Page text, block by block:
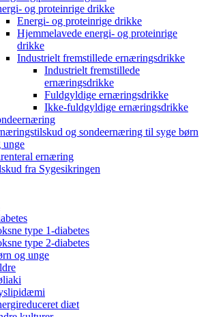
og proteinrige drikke
Energi- og proteinrige drikke
Hjemmelavede energi- og proteinrige
drikke
Industrielt fremstillede ernæringsdrikke
Industrielt fremstillede
ernæringsdrikke
Fuldgyldige ernæringsdrikke
Ikke-fuldgyldige ernæringsdrikke
og sondeernæring til syge børn
unge
ernæring
fra Sygesikringen
type 1-diabetes
type 2-diabetes
og unge
diæt